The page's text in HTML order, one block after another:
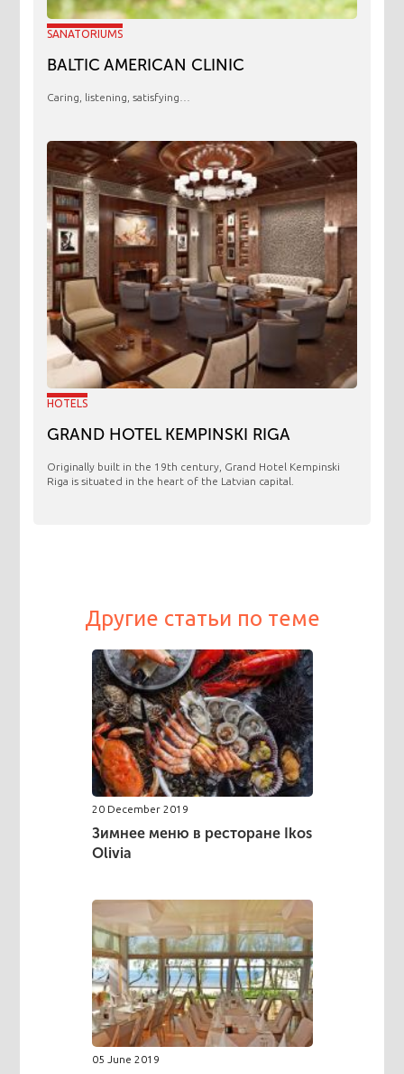
SANATORIUMS
BALTIC AMERICAN CLINIC
Caring, listening, satisfying…
HOTELS
GRAND HOTEL KEMPINSKI RIGA
Originally built in the 19th century, Grand Hotel Kempinski
Riga is situated in the heart of the Latvian capital.
Другие статьи по теме
20 December 2019
Зимнее меню в ресторане Ikos
Olivia
05 June 2019